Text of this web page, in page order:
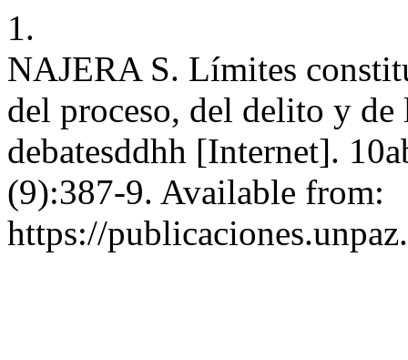
1.
NAJERA S. Límites
del proceso, del delito y
debatesddhh [Internet].
(9):387-9. Available from:
https://